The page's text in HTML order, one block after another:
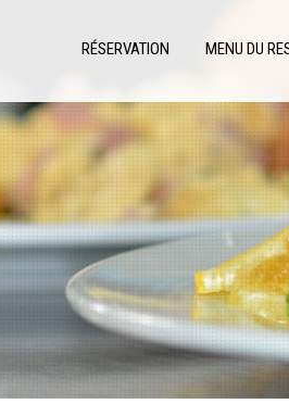
RÉSERVATION MENU DU